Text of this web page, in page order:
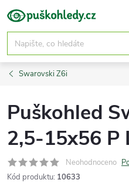
Přejít
na
obsah
Swarovski Z6i
Puškohled
2,5-15x56 P
Neohodnoceno
Kód produktu: 10633